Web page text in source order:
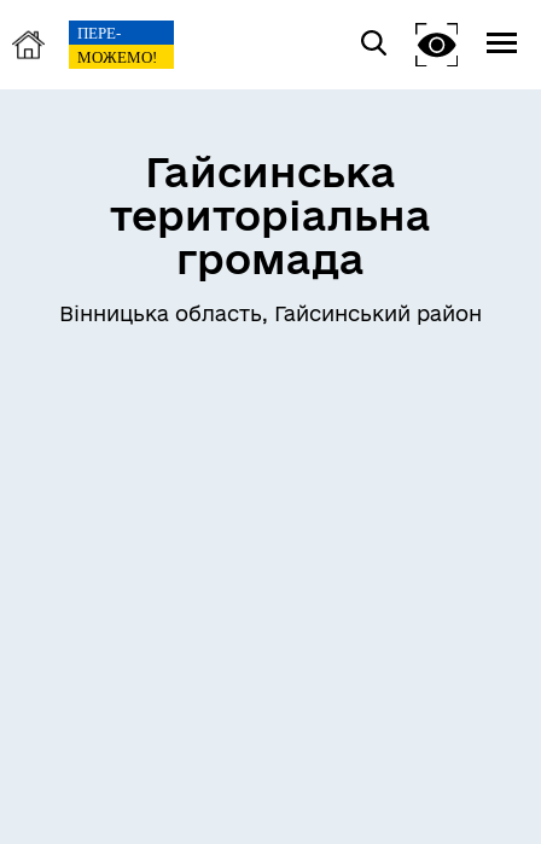
Гайсинська
територіальна
громада
Вінницька область, Гайсинський район